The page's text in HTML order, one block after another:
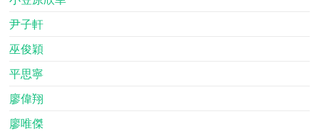
尹子軒
巫俊穎
平思寧
廖偉翔
廖唯傑